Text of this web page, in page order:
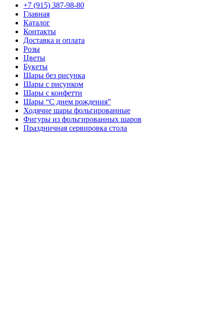
+7 (915) 387-98-80
Главная
Каталог
Контакты
Доставка и оплата
Розы
Цветы
Букеты
Шары без рисунка
Шары с рисунком
Шары с конфетти
Шары “С днем рождения”
Ходячие шары фольгированные
Фигуры из фольгированных шаров
Праздничная сервировка стола